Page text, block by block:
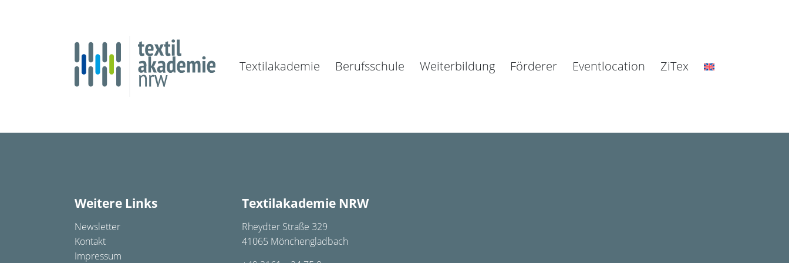
Textilakademie Berufsschule Weiterbildung Förderer Eventlocation ZiTex
Weitere Links
Newsletter
Kontakt
Impressum
Textilakademie NRW
Rheydter Straße 329
41065 Mönchengladbach